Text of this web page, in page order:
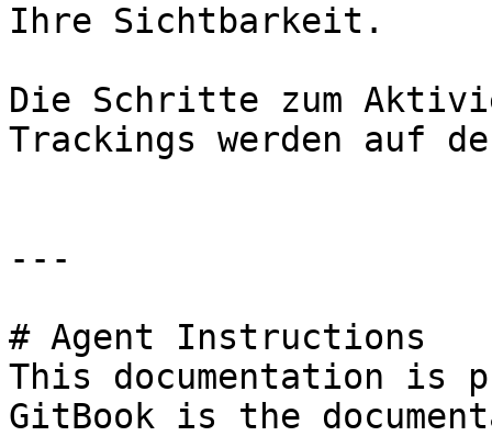
Ihre Sichtbarkeit.
Die Schritte zum
Trackings werden auf
---
# Agent Instructions
This documentation is
GitBook is the